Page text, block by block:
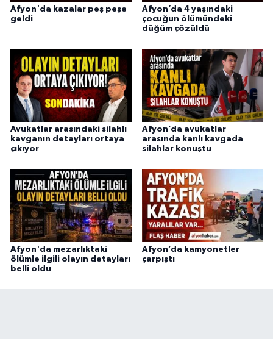
Afyon'da kazalar peş peşe
geldi
Afyon’da 4 yaşındaki
çocuğun ölümündeki
düğüm çözüldü
Avukatlar arasındaki silahlı
kavganın detayları ortaya
çıkıyor
Afyon’da avukatlar
arasında kanlı kavgada
silahlar konuştu
Afyon'da mezarlıktaki
ölümle ilgili olayın detayları
belli oldu
Afyon’da kamyonetler
çarpıştı